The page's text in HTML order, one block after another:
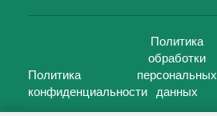
Политика
конфиденциальности
Политика
обработки
персональных
данных